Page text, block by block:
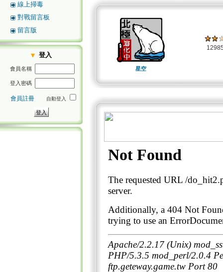
線上掃毒
對戰留言板
留言版
登入
會員名稱
登入密碼
會員註冊 自動登入
星空